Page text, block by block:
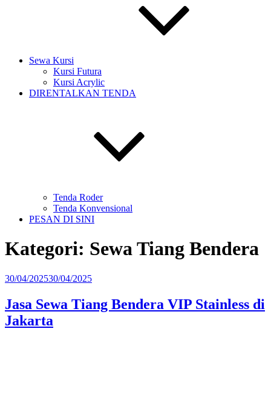
Sewa Kursi
Kursi Futura
Kursi Acrylic
DIRENTALKAN TENDA
Tenda Roder
Tenda Konvensional
PESAN DI SINI
Kategori: Sewa Tiang Bendera
Diposkan
30/04/202530/04/2025
Jasa Sewa Tiang Bendera VIP Stainless di
Jakarta